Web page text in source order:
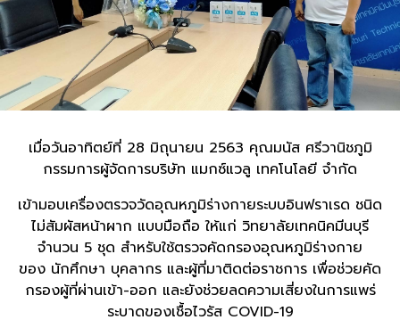
เมื่อวันอาทิตย์ที่ 28 มิถุนายน 2563 คุณมนัส ศรีวานิชภูมิ
กรรมการผู้จัดการบริษัท แมกซ์แวลู เทคโนโลยี จำกัด
เข้ามอบเครื่องตรวจวัดอุณหภูมิร่างกายระบบอินฟราเรด ชนิด
ไม่สัมผัสหน้าผาก แบบมือถือ ให้แก่ วิทยาลัยเทคนิคมีนบุรี
จำนวน 5 ชุด สำหรับใช้ตรวจคัดกรองอุณหภูมิร่างกาย
ของ นักศึกษา บุคลากร และผู้ที่มาติดต่อราชการ เพื่อช่วยคัด
กรองผู้ที่ผ่านเข้า-ออก และยังช่วยลดความเสี่ยงในการแพร่
ระบาดของเชื้อไวรัส COVID-19